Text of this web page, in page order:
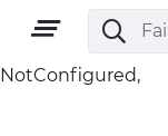
NotConfigured,